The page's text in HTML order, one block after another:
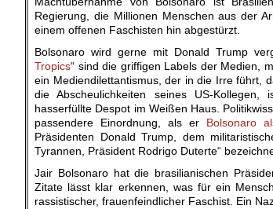
Regierung, die Millionen Menschen aus der
einem offenen Faschisten hin abgestürzt.
Bolsonaro wird gerne mit Donald Trump
Tropics“ sind die griffigen Labels der Medien,
ein Mediendilettantismus, der in die Irre führt,
die Abscheulichkeiten seines US-
hasserfüllte Despot im Weißen Haus.
passendere Einordnung, als er Bolsonaro
Präsidenten Donald Trump, dem
Tyrannen, Präsident Rodrigo Duterte“
Jair Bolsonaro hat die brasilianischen
Zitate lässt klar erkennen, was für ein
rassistischer, frauenfeindlicher Faschist. Ein